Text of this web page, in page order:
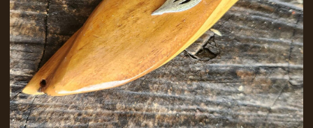
תכשיטים
אבני חן
צור קשר